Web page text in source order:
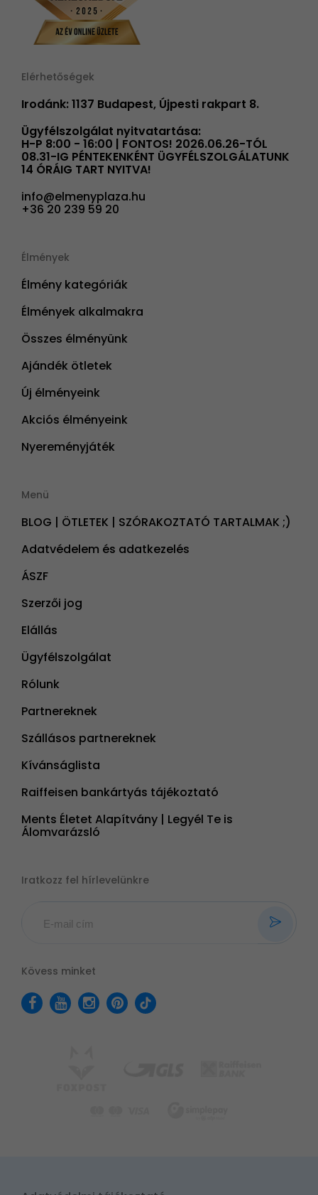
Elérhetőségek
Irodánk: 1137 Budapest, Újpesti rakpart 8.
Ügyfélszolgálat nyitvatartása:
H-P 8:00 - 16:00 | FONTOS! 2026.06.26-TÓL
08.31-IG PÉNTEKENKÉNT ÜGYFÉLSZOLGÁLATUNK
14 ÓRÁIG TART NYITVA!
info@elmenyplaza.hu
+36 20 239 59 20
Élmények
Élmény kategóriák
Élmények alkalmakra
Összes élményünk
Ajándék ötletek
Új élményeink
Akciós élményeink
Nyereményjáték
Menü
BLOG | ÖTLETEK | SZÓRAKOZTATÓ TARTALMAK ;)
Adatvédelem és adatkezelés
ÁSZF
Szerzői jog
Elállás
Ügyfélszolgálat
Rólunk
Partnereknek
Szállásos partnereknek
Kívánságlista
Raiffeisen bankártyás tájékoztató
Ments Életet Alapítvány | Legyél Te is
Álomvarázsló
Iratkozz fel hírlevelünkre
Kövess minket